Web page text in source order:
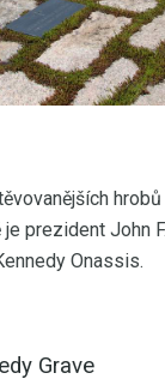
prezident John
Onassis.
Grave